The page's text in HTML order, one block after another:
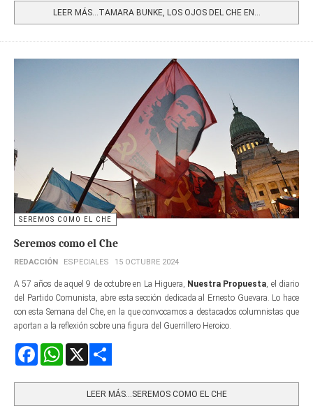
LEER MÁS…TAMARA BUNKE, LOS OJOS DEL CHE EN...
SEREMOS COMO EL CHE
Seremos como el Che
REDACCIÓN ESPECIALES 15 OCTUBRE 2024
A 57 años de aquel 9 de octubre en La Higuera, Nuestra Propuesta, el diario
del Partido Comunista, abre esta sección dedicada al Ernesto Guevara. Lo hace
con esta Semana del Che, en la que convocamos a destacados columnistas que
aportan a la reflexión sobre una figura del Guerrillero Heroico.
FacebookWhatsApp
LEER MÁS…SEREMOS COMO EL CHE